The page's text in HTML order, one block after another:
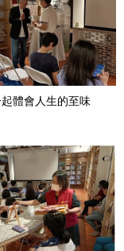
體會人生的至味